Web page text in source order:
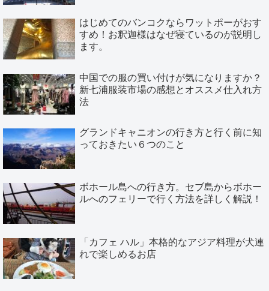
はじめてのバンコクならワットポーがおす
すめ！お釈迦様はなぜ寝ているのが説明し
ます。
中国での服の買い付けが気になりますか？
新七浦服装市場の感想とオススメ仕入れ方
法
グランドキャニオンの行き方と行く前に知
っておきたい６つのこと
ボホール島への行き方。セブ島からボホー
ルへのフェリーで行く方法を詳しく解説！
「カフェ ハル」本格的なアジア料理が犬連
れで楽しめるお店